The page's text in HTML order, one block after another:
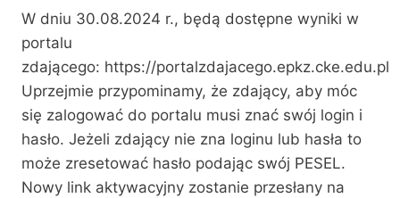
W dniu 30.08.2024 r., będą dostępne wyniki w
portalu
zdającego: https://portalzdajacego.epkz.cke.edu.pl
Uprzejmie przypominamy, że zdający, aby móc
się zalogować do portalu musi znać swój login i
hasło. Jeżeli zdający nie zna loginu lub hasła to
może zresetować hasło podając swój PESEL.
Nowy link aktywacyjny zostanie przesłany na